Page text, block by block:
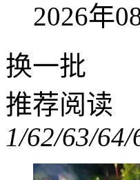
2026年
换一批
推荐阅读
1/62/63/64/